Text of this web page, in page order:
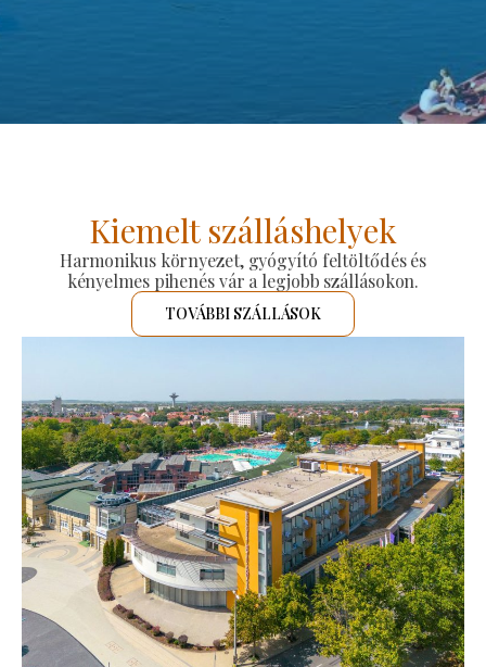
Kiemelt szálláshelyek
Harmonikus környezet, gyógyító feltöltődés és
kényelmes pihenés vár a legjobb szállásokon.
TOVÁBBI SZÁLLÁSOK